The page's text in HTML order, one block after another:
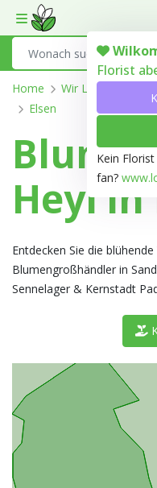
Toggle mobile menu
Florist
Kein
fan?
Home Wir Liefern
Elsen
Heyl in
Entdecken Sie die
Blumengroßhändler in
Sennelager & Kernstadt